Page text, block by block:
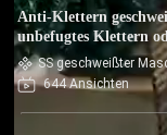
Anti-Klettern
unbefugtes Klettern
abzuschrecken
SS geschweißter
644 Ansichten